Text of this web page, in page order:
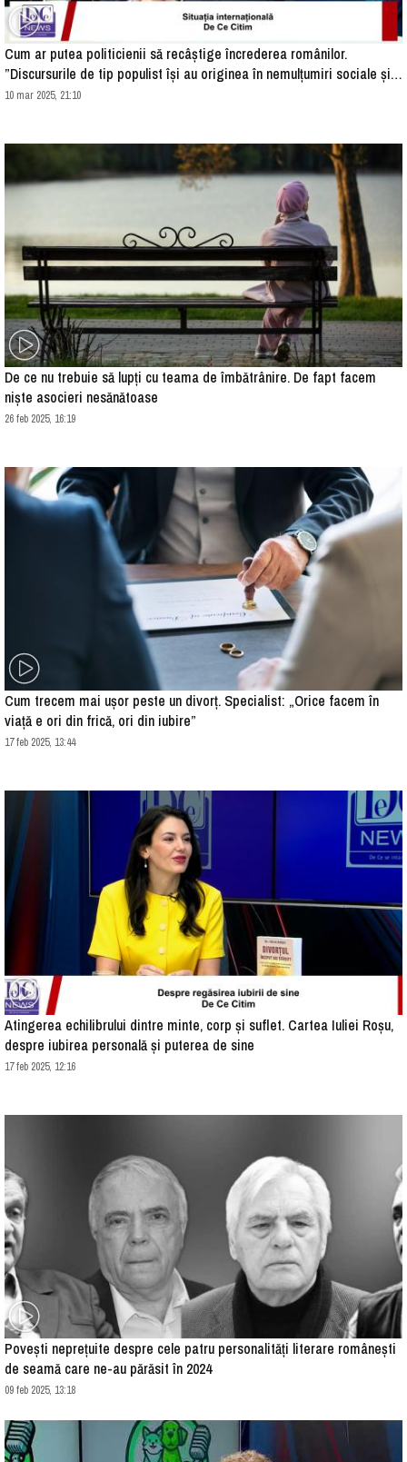
Cum ar putea politicienii să recâștige încrederea românilor.
”Discursurile de tip populist își au originea în nemulțumiri sociale și
economice”
10 mar 2025, 21:10
De ce nu trebuie să lupți cu teama de îmbătrânire. De fapt facem
niște asocieri nesănătoase
26 feb 2025, 16:19
Cum trecem mai ușor peste un divorț. Specialist: „Orice facem în
viață e ori din frică, ori din iubire”
17 feb 2025, 13:44
Atingerea echilibrului dintre minte, corp și suflet. Cartea Iuliei Roșu,
despre iubirea personală și puterea de sine
17 feb 2025, 12:16
Povești neprețuite despre cele patru personalități literare românești
de seamă care ne-au părăsit în 2024
09 feb 2025, 13:18